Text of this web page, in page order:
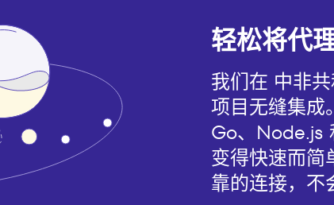
轻松将代
我们在 中非
项目无缝集成
Go、Node.js
变得快速而简
靠的连接，不